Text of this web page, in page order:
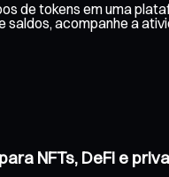
de tokens em uma
acompanhe a
NFTs, DeFi e